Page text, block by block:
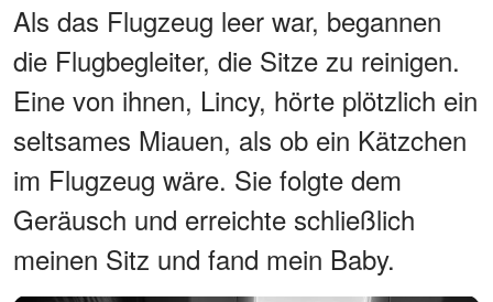
Als das Flugzeug leer war, begannen
die Flugbegleiter, die Sitze zu reinigen.
Eine von ihnen, Lincy, hörte plötzlich ein
seltsames Miauen, als ob ein Kätzchen
im Flugzeug wäre. Sie folgte dem
Geräusch und erreichte schließlich
meinen Sitz und fand mein Baby.